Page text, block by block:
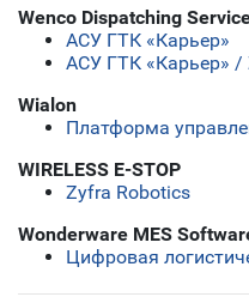
Wenco Dispatching
АСУ ГТК «Карьер»
АСУ ГТК «Карьер» /
Wialon
Платформа
WIRELESS E-STOP
Zyfra Robotics
Wonderware MES
Цифровая